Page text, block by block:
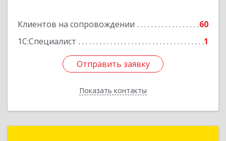
Клиентов на сопровождении
60
1С:Специалист
1
Отправить заявку
Показать контакты
Отправить заявку
Назад